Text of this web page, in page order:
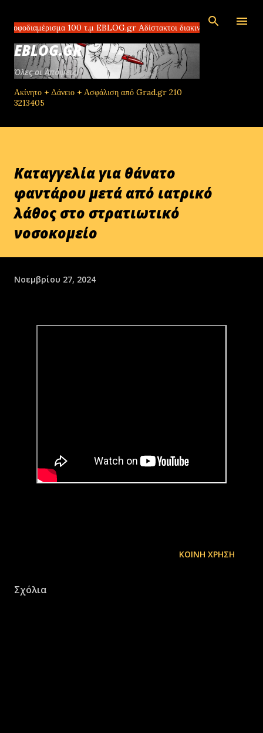
100 τ.μ EBLOG.gr Αδίστακτοι διακινητές στο Τομπρούκ
EBLOG.GR
Όλες οι Απόψεις!
Ακίνητο + Δάνειο + Ασφάλιση από Grad.gr 210
3213405
Καταγγελία για θάνατο
φαντάρου μετά από ιατρικό
λάθος στο στρατιωτικό
νοσοκομείο
Νοεμβρίου 27, 2024
ΚΟΙΝΉ ΧΡΉΣΗ
Σχόλια